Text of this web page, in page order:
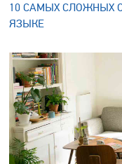
10 САМЫХ СЛОЖНЫХ
ЯЗЫКЕ